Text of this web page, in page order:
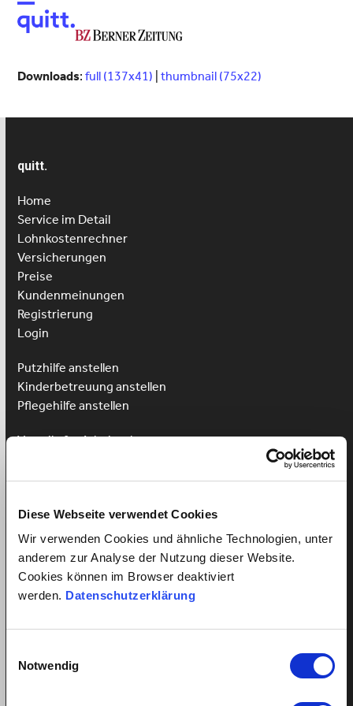
Diese Webseite verwendet Cookies
Wir verwenden Cookies und ähnliche Technologien, unter
anderem zur Analyse der Nutzung dieser Website.
Cookies können im Browser deaktiviert
werden. Datenschutzerklärung
Notwendig
Open
mobile
Close
mobile
Downloads:full (137x41) |thumbnail (75x22)
quitt.
Home
Service im Detail
Lohnkostenrechner
Versicherungen
Preise
Kundenmeinungen
Registrierung
Login
Putzhilfe anstellen
Kinderbetreuung anstellen
Pflegehilfe anstellen
Vorteile für Arbeitnehmer
Arbeitnehmer Login
Alles über Arbeitsverhältnisse
Lohnzahlung trotz Krankheit